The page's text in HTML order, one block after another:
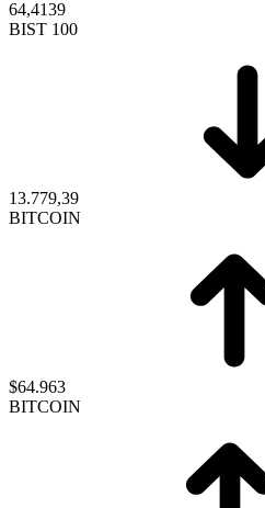
64,4139
BIST 100
13.779,39
BITCOIN
$64.963
BITCOIN